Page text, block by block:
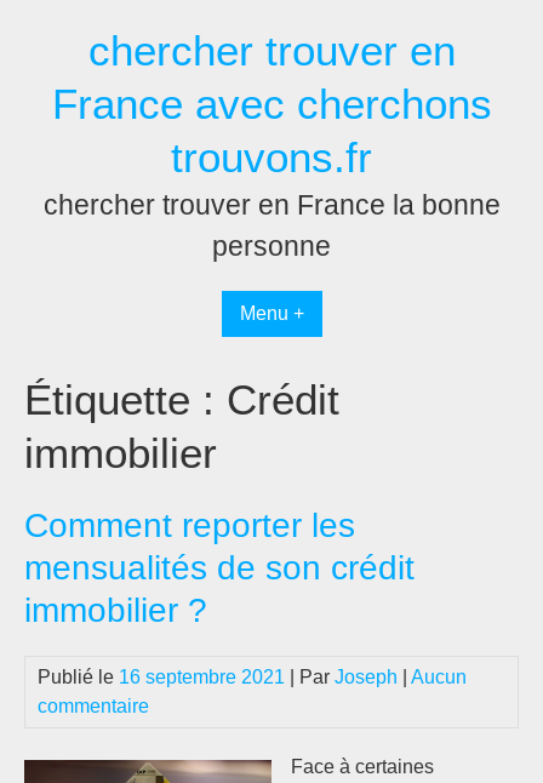
chercher trouver en
France avec cherchons
trouvons.fr
chercher trouver en France la bonne
personne
Menu +
Étiquette : Crédit
immobilier
Comment reporter les
mensualités de son crédit
immobilier ?
Publié le 16 septembre 2021 | Par Joseph
Aucun
commentaire
Face à certaines